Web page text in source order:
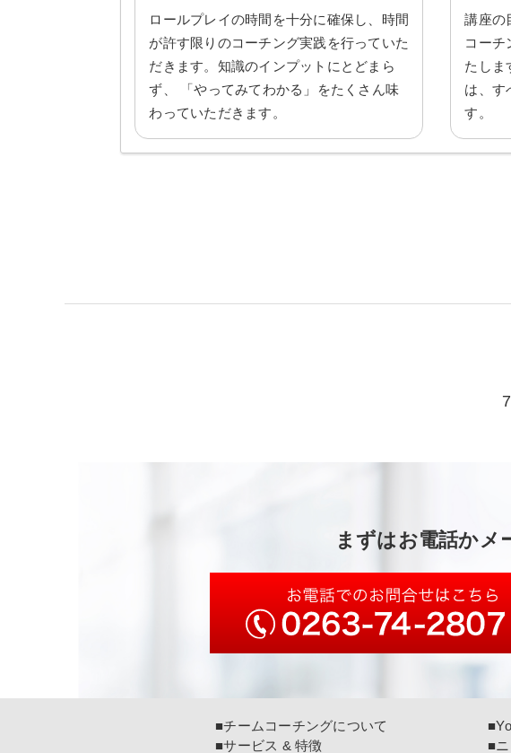
ロールプレイの時間を十分に確保し、時間
が許す限りのコーチング実践を行っていた
だきます。知識のインプットにとどまら
ず、 「やってみてわかる」をたくさん味
わっていただきます。
講座の
コーチ
たしま
は、す
す。
まずはお電話かメ
■チームコーチングについて
■サービス & 特徴
■